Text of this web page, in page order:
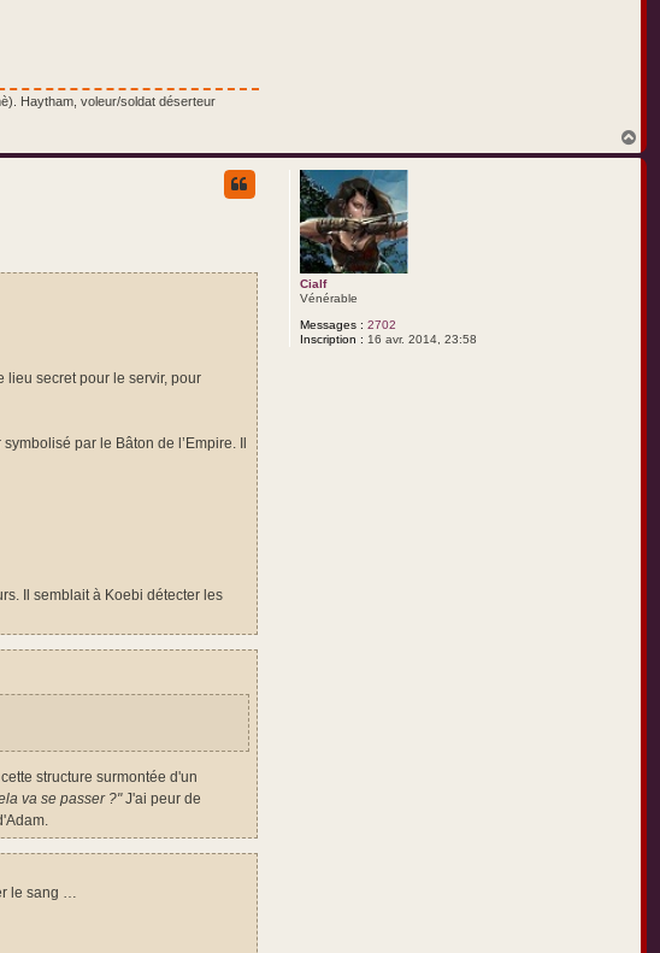
Haytham, voleur/soldat déserteur
a
u
Cialf
Vénérable
Messages : 2702
Inscription : 16 avr. 2014, 23:58
lieu secret pour le servir, pour
par le Bâton de l’Empire. Il
Il semblait à Koebi détecter les
structure surmontée d'un
va se passer ?"J'ai peur de
le sang …